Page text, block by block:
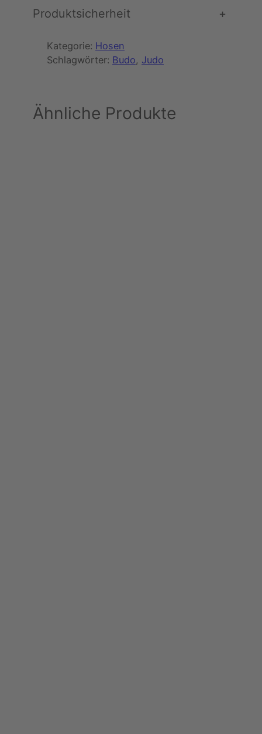
Produktsicherheit +
Kategorie: Hosen
Schlagwörter: Budo, Judo
Ähnliche Produkte